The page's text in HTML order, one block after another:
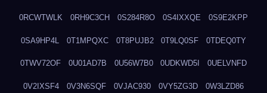
0RCWTWLK 0RH9C3CH 0S284R8O 0S4IXXQE 0S9E2KPP
0SA9HP4L 0T1MPQXC 0T8PUJB2 0T9LQ0SF 0TDEQ0TY
0TWV72OF 0U01AD7B 0U56W7B0 0UDKWD5I 0UELVNFD
0V2IXSF4 0V3N6SQF 0VJAC930 0VY5ZG3D 0W3LZD86